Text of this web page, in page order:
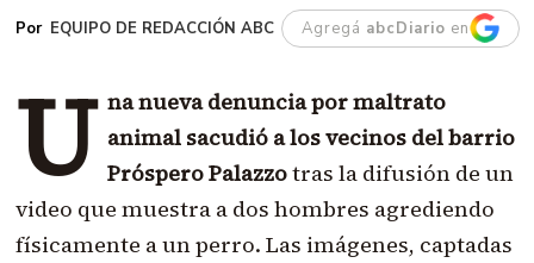
EQUIPO DE REDACCIÓN ABC Agregá abcDiario en
U na nueva denuncia por maltrato
animal sacudió a los vecinos del barrio
Próspero Palazzotras la difusión de un
video que muestra a dos hombres agrediendo
físicamente a un perro. Las imágenes, captadas